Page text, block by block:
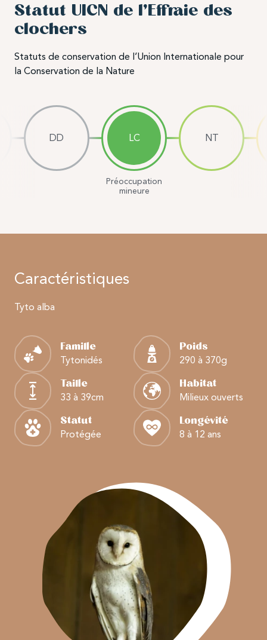
Statut UICN de l’Effraie des
clochers
Statuts de conservation de l’Union Internationale pour
la Conservation de la Nature
DD LC
Préoccupation
mineure
NT
Caractéristiques
Tyto alba
Famille
Tytonidés
Poids
290 à 370g
Taille
33 à 39cm
Habitat
Milieux ouverts
Statut
Protégée
Longévité
8 à 12 ans